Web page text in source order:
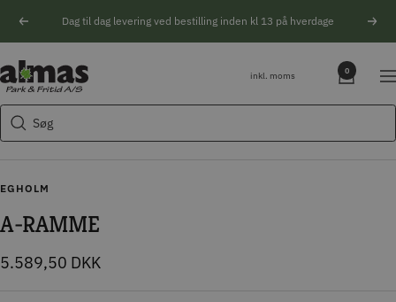
Forrige Dag til dag levering ved bestilling inden kl 13 på hverdage
Søg
Almas
Park
&
Fritid
inkl. moms 0
EGHOLM
A-RAMME
Tilbudspris
5.589,50 DKK
Søgeforslag
Husqvarna motorsav
Kikkert
Blink